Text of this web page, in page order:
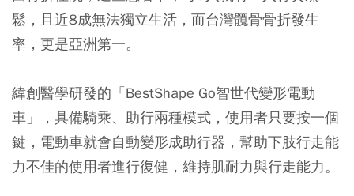
鬆，且近8成無法獨立生活，而台灣髖骨骨折發生
率，更是亞洲第一。
緯創醫學研發的「BestShape Go智世代變形電動
車」，具備騎乘、助行兩種模式，使用者只要按一個
鍵，電動車就會自動變形成助行器，幫助下肢行走能
力不佳的使用者進行復健，維持肌耐力與行走能力。